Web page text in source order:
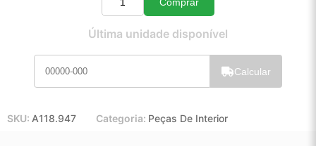
Quantidade
Última unidade disponível
Calcular
SKU: A118.947 Categoria: Peças De Interior